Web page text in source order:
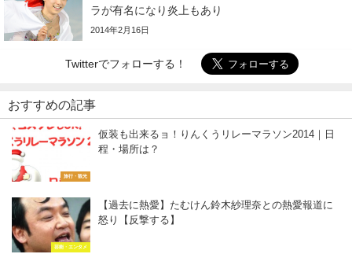
ラが有名になり炎上もあり
2014年2月16日
Twitterでフォローする！
おすすめの記事
旅行・観光
仮装も出来るョ！りんくうリレーマラソン2014｜日
程・場所は？
芸能・エンタメ
【過去に熱愛】たむけん鈴木紗理奈との熱愛報道に
怒り【反撃する】